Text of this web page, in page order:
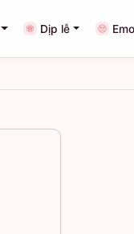
Dịp lễ